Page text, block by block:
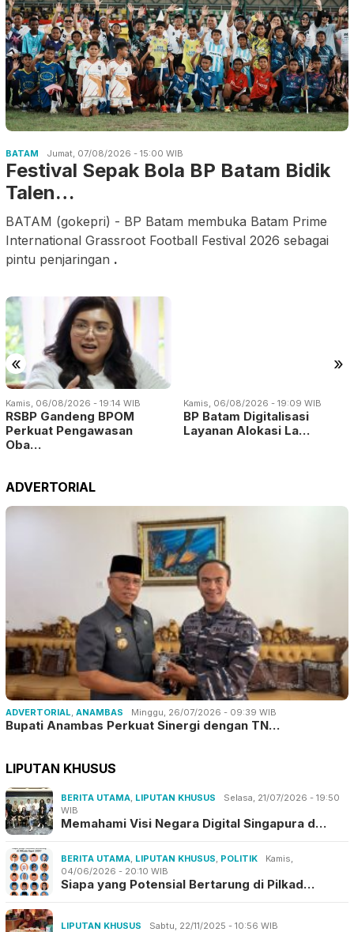
BATAM Jumat, 07/08/2026 - 15:00 WIB
Festival Sepak Bola BP Batam Bidik
Talen…
BATAM (gokepri) - BP Batam membuka Batam Prime
International Grassroot Football Festival 2026 sebagai
pintu penjaringan .
« »
Kamis, 06/08/2026 - 19:14 WIB
RSBP Gandeng BPOM
Perkuat Pengawasan
Oba…
Kamis, 06/08/2026 - 19:09 WIB
BP Batam Digitalisasi
Layanan Alokasi La…
ADVERTORIAL
ADVERTORIAL, ANAMBAS Minggu, 26/07/2026 - 09:39 WIB
Bupati Anambas Perkuat Sinergi dengan TN…
LIPUTAN KHUSUS
BERITA UTAMA, LIPUTAN KHUSUS
Selasa, 21/07/2026 - 19:50
WIB
Memahami Visi Negara Digital Singapura d…
BERITA UTAMA, LIPUTAN KHUSUS, POLITIK
Kamis,
04/06/2026 - 20:10 WIB
Siapa yang Potensial Bertarung di Pilkad…
LIPUTAN KHUSUS Sabtu, 22/11/2025 - 10:56 WIB